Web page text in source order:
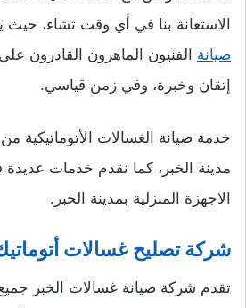
الاستعانة بنا في أي وقت تشاء، حيث
صيانة الفنيون الماهرون القادرون
إتقان وخبرة، وفي زمن قياسي.
خدمة صيانة الغسالات الأتوماتيكية
مدينة الخبر، كما نقدم خدمات
الاجهزة المنزلية بمدينة الخبر.
شركة تصليح غسالات أتوماتيك
تقدم شركة صيانة غسالات الخبر